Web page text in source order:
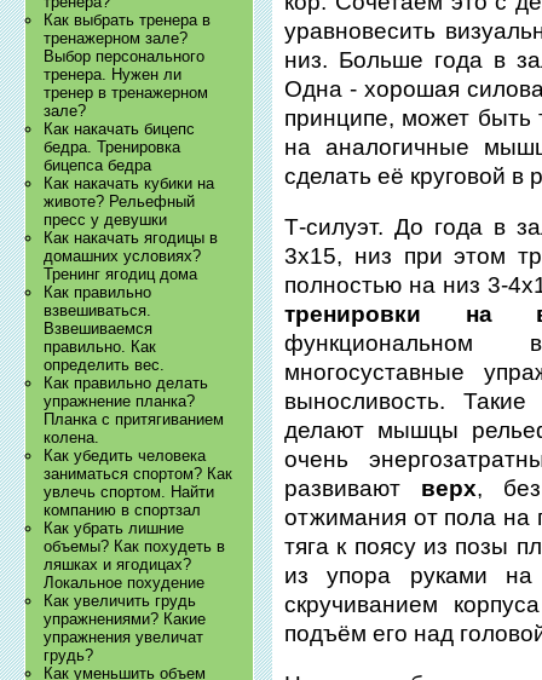
Как выбрать тренера в
тренажерном зале?
Выбор персонального
тренера. Нужен ли
тренер в тренажерном
зале?
Как накачать бицепс
бедра. Тренировка
бицепса бедра
Как накачать кубики на
животе? Рельефный
пресс у девушки
Как накачать ягодицы в
домашних условиях?
Тренинг ягодиц дома
Как правильно
взвешиваться.
Взвешиваемся
правильно. Как
определить вес.
Как правильно делать
упражнение планка?
Планка с притягиванием
колена.
Как убедить человека
заниматься спортом? Как
увлечь спортом. Найти
компанию в спортзал
Как убрать лишние
объемы? Как похудеть в
ляшках и ягодицах?
Локальное похудение
Как увеличить грудь
упражнениями? Какие
упражнения увеличат
грудь?
Как уменьшить объем
уравновесить
низ. Больше года в
Одна - хорошая
принципе, может быть
на аналогичные
сделать её круговой
Т-силуэт. До года в
3х15, низ при этом
полностью на низ 3-
тренировки на
функциональном
многосуставные
выносливость.
делают мышцы
очень
развивают верх,
отжимания от пола на
тяга к поясу из позы
из упора руками на
скручиванием
подъём его над